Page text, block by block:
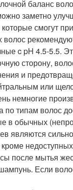
баланс
заметно
смогут
c pH 4.5-5.5.
сторону,
и
или
немногие
по типам волос
в обычных
являются
кроме
после мытья
Если